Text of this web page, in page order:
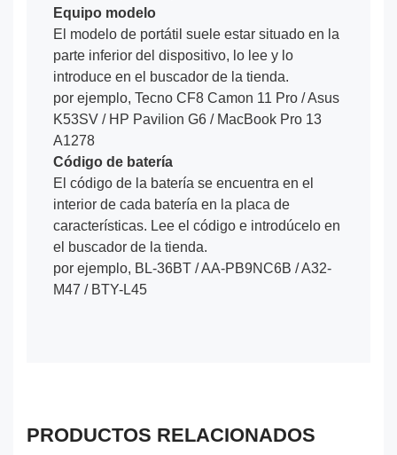
Equipo modelo
El modelo de portátil suele estar situado en la
parte inferior del dispositivo, lo lee y lo
introduce en el buscador de la tienda.
por ejemplo, Tecno CF8 Camon 11 Pro / Asus
K53SV / HP Pavilion G6 / MacBook Pro 13
A1278
Código de batería
El código de la batería se encuentra en el
interior de cada batería en la placa de
características. Lee el código e introdúcelo en
el buscador de la tienda.
por ejemplo, BL-36BT / AA-PB9NC6B / A32-
M47 / BTY-L45
PRODUCTOS RELACIONADOS